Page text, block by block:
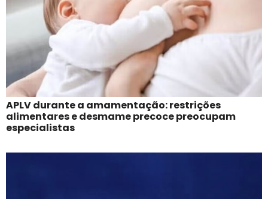
APLV durante a amamentação: restrições
alimentares e desmame precoce preocupam
especialistas